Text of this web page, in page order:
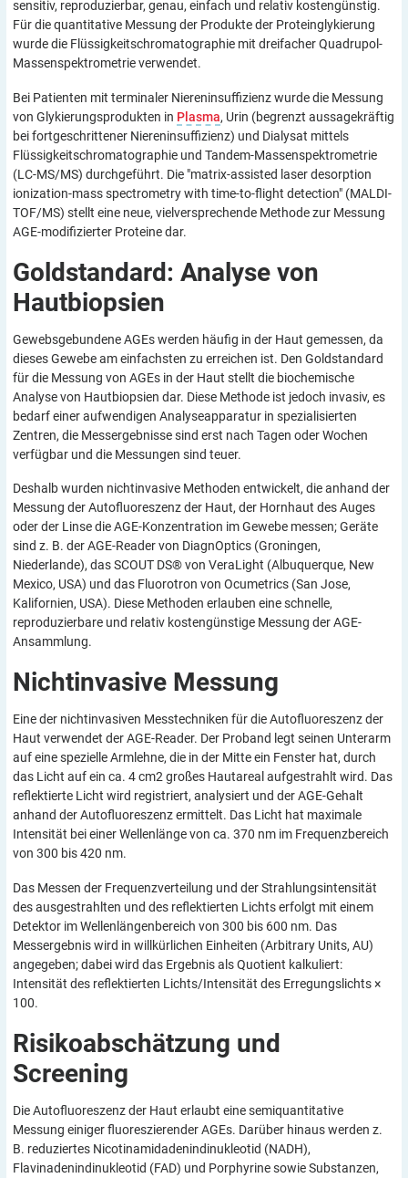
sensitiv, reproduzierbar, genau, einfach und relativ kostengünstig.
Für die quantitative Messung der Produkte der Proteinglykierung
wurde die Flüssigkeitschromatographie mit dreifacher Quadrupol-
Massenspektrometrie verwendet.
Bei Patienten mit terminaler Niereninsuffizienz wurde die Messung
von Glykierungsprodukten in Plasma, Urin (begrenzt aussagekräftig
bei fortgeschrittener Niereninsuffizienz) und Dialysat mittels
Flüssigkeitschromatographie und Tandem-Massenspektrometrie
(LC-MS/MS) durchgeführt. Die "matrix-assisted laser desorption
ionization-mass spectrometry with time-to-flight detection" (MALDI-
TOF/MS) stellt eine neue, vielversprechende Methode zur Messung
AGE-modifizierter Proteine dar.
Goldstandard: Analyse von
Hautbiopsien
Gewebsgebundene AGEs werden häufig in der Haut gemessen, da
dieses Gewebe am einfachsten zu erreichen ist. Den Goldstandard
für die Messung von AGEs in der Haut stellt die biochemische
Analyse von Hautbiopsien dar. Diese Methode ist jedoch invasiv, es
bedarf einer aufwendigen Analyseapparatur in spezialisierten
Zentren, die Messergebnisse sind erst nach Tagen oder Wochen
verfügbar und die Messungen sind teuer.
Deshalb wurden nichtinvasive Methoden entwickelt, die anhand der
Messung der Autofluoreszenz der Haut, der Hornhaut des Auges
oder der Linse die AGE-Konzentration im Gewebe messen; Geräte
sind z. B. der AGE-Reader von DiagnOptics (Groningen,
Niederlande), das SCOUT DS® von VeraLight (Albuquerque, New
Mexico, USA) und das Fluorotron von Ocumetrics (San Jose,
Kalifornien, USA). Diese Methoden erlauben eine schnelle,
reproduzierbare und relativ kostengünstige Messung der AGE-
Ansammlung.
Nichtinvasive Messung
Eine der nichtinvasiven Messtechniken für die Autofluoreszenz der
Haut verwendet der AGE-Reader. Der Proband legt seinen Unterarm
auf eine spezielle Armlehne, die in der Mitte ein Fenster hat, durch
das Licht auf ein ca. 4 cm2 großes Hautareal aufgestrahlt wird. Das
reflektierte Licht wird registriert, analysiert und der AGE-Gehalt
anhand der Autofluoreszenz ermittelt. Das Licht hat maximale
Intensität bei einer Wellenlänge von ca. 370 nm im Frequenzbereich
von 300 bis 420 nm.
Das Messen der Frequenzverteilung und der Strahlungsintensität
des ausgestrahlten und des reflektierten Lichts erfolgt mit einem
Detektor im Wellenlängenbereich von 300 bis 600 nm. Das
Messergebnis wird in willkürlichen Einheiten (Arbitrary Units, AU)
angegeben; dabei wird das Ergebnis als Quotient kalkuliert:
Intensität des reflektierten Lichts/Intensität des Erregungslichts ×
100.
Risikoabschätzung und
Screening
Die Autofluoreszenz der Haut erlaubt eine semiquantitative
Messung einiger fluoreszierender AGEs. Darüber hinaus werden z.
B. reduziertes Nicotinamidadenindinukleotid (NADH),
Flavinadenindinukleotid (FAD) und Porphyrine sowie Substanzen,